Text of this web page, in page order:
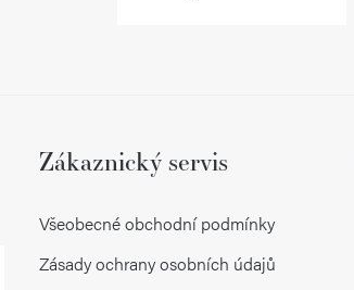
Zákaznický servis
Všeobecné obchodní podmínky
Zásady ochrany osobních údajů